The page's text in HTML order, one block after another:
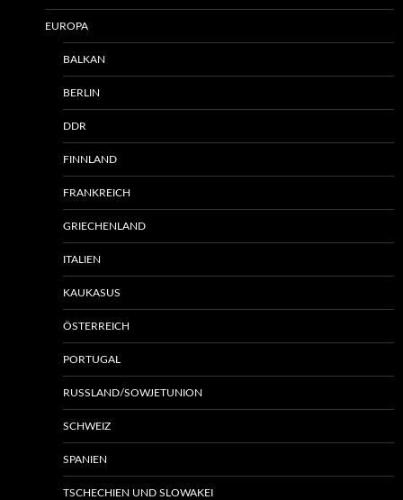
EUROPA
BALKAN
BERLIN
DDR
FINNLAND
FRANKREICH
GRIECHENLAND
ITALIEN
KAUKASUS
ÖSTERREICH
PORTUGAL
RUSSLAND/SOWJETUNION
SCHWEIZ
SPANIEN
TSCHECHIEN UND SLOWAKEI